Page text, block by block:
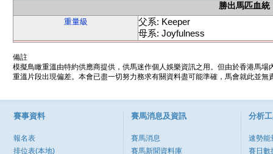
勝出馬匹血統
重量級
父系: Keeper
母系: Joyfulness
備註
模擬鳥瞰重溫由特約供應商提供，供馬迷作個人娛樂資訊之用。但由於香港馬
重溫片段出現偏差。本會已盡一切努力務求有關資料盡可能準確，馬會就此並
賽事資料
報名表
排位表(本地)
賽馬消息及資訊
賽馬消息
賽馬新聞資料庫
分析
速勢能
賽日數